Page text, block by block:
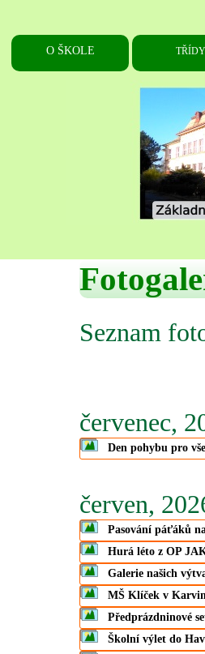
Seznam
červenec,
Den pohybu pro
červen,
Pasování páťáků
Hurá léto z OP
Galerie našich
MŠ Klíček v
Předprázdninové
Školní výlet do